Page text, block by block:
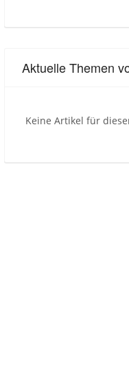
Aktuelle Themen
Keine Artikel für